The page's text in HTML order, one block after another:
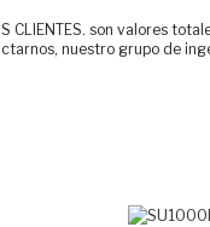
CLIENTES. son valores
nuestro grupo de